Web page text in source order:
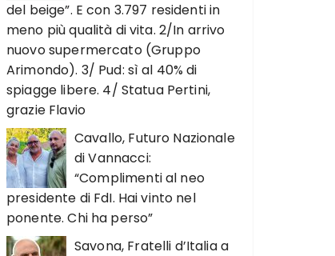
del beige”. E con 3.797 residenti in
meno più qualità di vita. 2/In arrivo
nuovo supermercato (Gruppo
Arimondo). 3/ Pud: sì al 40% di
spiagge libere. 4/ Statua Pertini,
grazie Flavio
Cavallo, Futuro Nazionale
di Vannacci:
“Complimenti al neo
presidente di FdI. Hai vinto nel
ponente. Chi ha perso”
Savona, Fratelli d’Italia a